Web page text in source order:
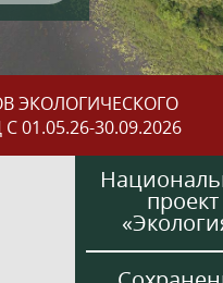
ЭКОЛОГИЧЕСКОГО
30.09.2026
проект